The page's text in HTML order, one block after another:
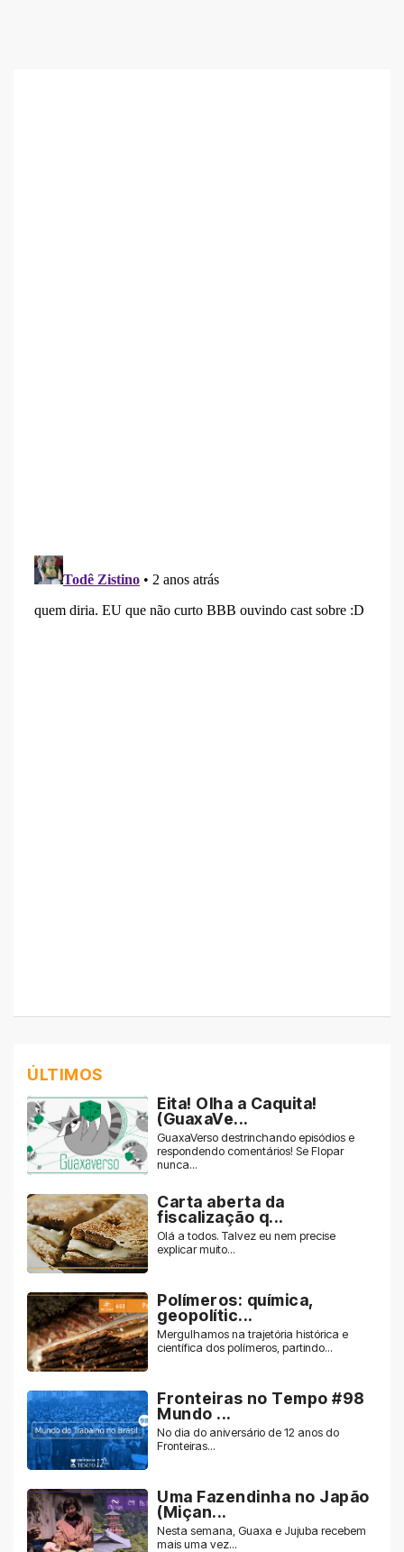
ÚLTIMOS
Eita! Olha a Caquita!
(GuaxaVe...
GuaxaVerso destrinchando episódios e
respondendo comentários! Se Flopar
nunca...
Carta aberta da
fiscalização q...
Olá a todos. Talvez eu nem precise
explicar muito...
Polímeros: química,
geopolític...
Mergulhamos na trajetória histórica e
científica dos polímeros, partindo...
Fronteiras no Tempo #98
Mundo ...
No dia do aniversário de 12 anos do
Fronteiras...
Uma Fazendinha no Japão
(Miçan...
Nesta semana, Guaxa e Jujuba recebem
mais uma vez...